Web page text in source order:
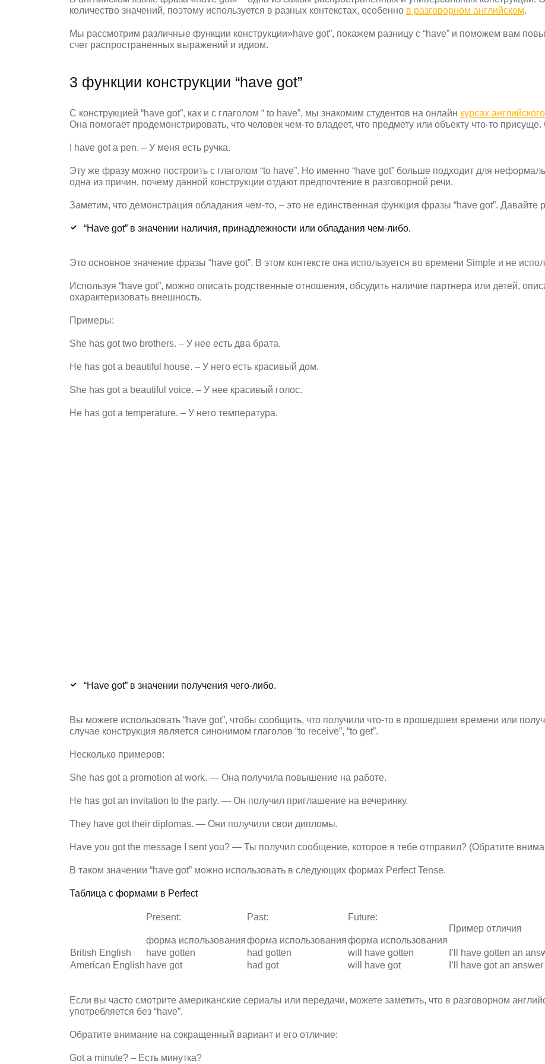
количество значений, поэтому используется в разных контекстах, особенно в разговорном английском.
Мы рассмотрим различные функции конструкции»have got”, покажем разницу с “have” и поможем вам
счет распространенных выражений и идиом.
3 функции конструкции “have got”
С конструкцией “have got”, как и с глаголом “ to have”, мы знакомим студентов на онлайн курсах
Она помогает продемонстрировать, что человек чем-то владеет, что предмету или объекту что-то
I have got a pen. – У меня есть ручка.
Эту же фразу можно построить с глаголом “to have”. Но именно “have got” больше подходит для
одна из причин, почему данной конструкции отдают предпочтение в разговорной речи.
Заметим, что демонстрация обладания чем-то, – это не единственная функция фразы “have got”. Давайте
“Have got” в значении наличия, принадлежности или обладания чем-либо.
Это основное значение фразы “have got”. В этом контексте она используется во времени Simple и не
Используя “have got”, можно описать родственные отношения, обсудить наличие партнера или детей,
охарактеризовать внешность.
Примеры:
She has got two brothers. – У нее есть два брата.
He has got a beautiful house. – У него есть красивый дом.
She has got a beautiful voice. – У нее красивый голос.
He has got a temperature. – У него температура.
“Have got” в значении получения чего-либо.
Вы можете использовать “have got”, чтобы сообщить, что получили что-то в прошедшем времени или
случае конструкция является синонимом глаголов “to receive”, “to get”.
Несколько примеров:
She has got a promotion at work. — Она получила повышение на работе.
He has got an invitation to the party. — Он получил приглашение на вечеринку.
They have got their diplomas. — Они получили свои дипломы.
Have you got the message I sent you? — Ты получил сообщение, которое я тебе отправил? (Обратите
В таком значении “have got” можно использовать в следующих формах Perfect Tense.
Таблица с формами в Perfect
Present:
форма использования
Past:
форма использования
Future:
форма использования
Пример отличия
British English have gotten had gotten will have gotten
I’ll have gotten an
American English have got had got will have got I’ll have got an
Если вы часто смотрите американские сериалы или передачи, можете заметить, что в разговорном
употребляется без “have”.
Обратите внимание на сокращенный вариант и его отличие:
Got a minute? – Есть минутка?